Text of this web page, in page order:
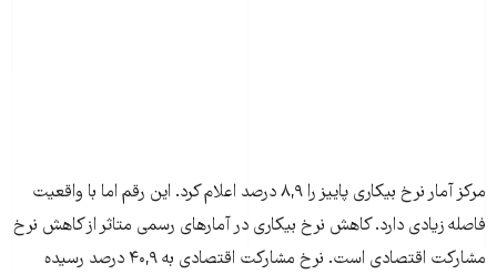
مرکز آمار نرخ بیکاری پاییز را ۸,۹ درصد اعلام کرد. این رقم اما با واقعیت
فاصله زیادی دارد. کاهش نرخ بیکاری در آمارهای رسمی متاثر از کاهش نرخ
مشارکت اقتصادی است. نرخ مشارکت اقتصادی به ۴۰,۹ درصد رسیده